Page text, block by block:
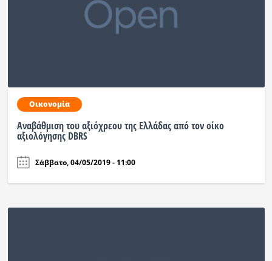
Οικονομία
Αναβάθμιση του αξιόχρεου της Ελλάδας από τον οίκο
αξιολόγησης DBRS
Σάββατο, 04/05/2019 - 11:00